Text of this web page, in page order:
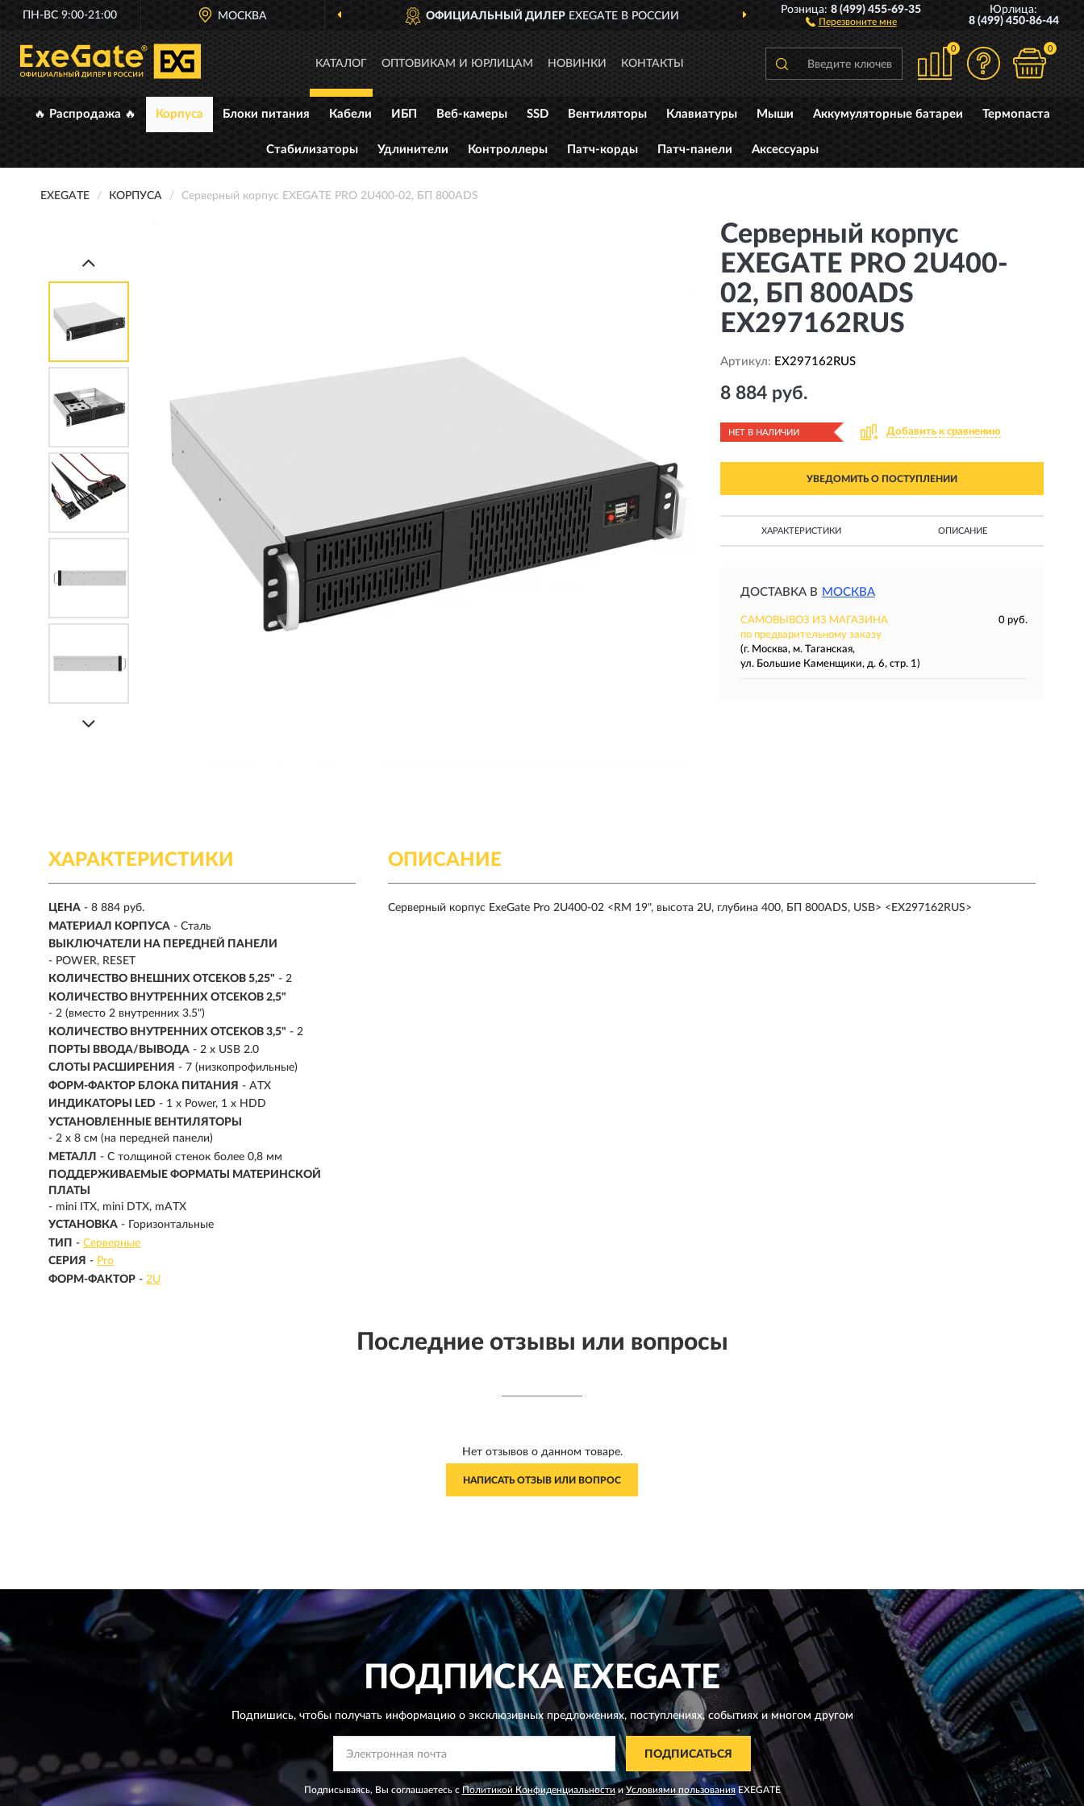
ПН-ВС 9:00-21:00 МОСКВА ОФИЦИАЛЬНЫЙ ДИЛЕРEXEGATE В РОССИИ ДОСТАВИМ ПО ВСЕЙ РОССИИ
Розница:8 (499) 455-69-35
Перезвоните мне
Юрлица:
8 (499) 450-86-44
КАТАЛОГ ОПТОВИКАМ И ЮРЛИЦАМ НОВИНКИ КОНТАКТЫ
0 0
🔥 Распродажа 🔥 Корпуса Блоки питания Кабели ИБП Веб-камеры SSD Вентиляторы Клавиатуры Мыши Аккумуляторные батареи Термопаста
Стабилизаторы Удлинители Контроллеры Патч-корды Патч-панели Аксессуары
EXEGATE КОРПУСА Серверный корпус EXEGATE PRO 2U400-02, БП 800ADS
Серверный корпус
EXEGATE PRO 2U400-
02, БП 800ADS
EX297162RUS
Артикул: EX297162RUS
8 884 руб.
НЕТ В НАЛИЧИИ Добавить к сравнению
УВЕДОМИТЬ О ПОСТУПЛЕНИИ
ХАРАКТЕРИСТИКИ ОПИСАНИЕ
ДОСТАВКА В МОСКВА
САМОВЫВОЗ ИЗ МАГАЗИНА
0 руб.
по предварительному заказу
(г. Москва, м. Таганская,
ул. Большие Каменщики, д. 6, стр. 1)
ХАРАКТЕРИСТИКИ
ЦЕНА - 8 884 руб.
МАТЕРИАЛ КОРПУСА - Сталь
ВЫКЛЮЧАТЕЛИ НА ПЕРЕДНЕЙ ПАНЕЛИ
- POWER, RESET
КОЛИЧЕСТВО ВНЕШНИХ ОТСЕКОВ 5,25" - 2
КОЛИЧЕСТВО ВНУТРЕННИХ ОТСЕКОВ 2,5"
- 2 (вместо 2 внутренних 3.5")
КОЛИЧЕСТВО ВНУТРЕННИХ ОТСЕКОВ 3,5" - 2
ПОРТЫ ВВОДА/ВЫВОДА - 2 x USB 2.0
СЛОТЫ РАСШИРЕНИЯ - 7 (низкопрофильные)
ФОРМ-ФАКТОР БЛОКА ПИТАНИЯ - ATX
ИНДИКАТОРЫ LED - 1 x Power, 1 x HDD
УСТАНОВЛЕННЫЕ ВЕНТИЛЯТОРЫ
- 2 x 8 см (на передней панели)
МЕТАЛЛ - С толщиной стенок более 0,8 мм
ПОДДЕРЖИВАЕМЫЕ ФОРМАТЫ МАТЕРИНСКОЙ
ПЛАТЫ
- mini ITX, mini DTX, mATX
УСТАНОВКА - Горизонтальные
ТИП - Серверные
СЕРИЯ - Pro
ФОРМ-ФАКТОР - 2U
ОПИСАНИЕ
Серверный корпус ExeGate Pro 2U400-02 <RM 19", высота 2U, глубина 400, БП 800ADS, USB> <EX297162RUS>
Последние отзывы или вопросы
Нет отзывов о данном товаре.
НАПИСАТЬ ОТЗЫВ ИЛИ ВОПРОС
ПОДПИСКАEXEGATE
Подпишись, чтобы получать информацию о эксклюзивных предложениях,поступлениях, событиях и многом другом
ПОДПИСАТЬСЯ
Подписываясь, Вы соглашаетесь с Политикой Конфиденциальности иУсловиями пользованияEXEGATE